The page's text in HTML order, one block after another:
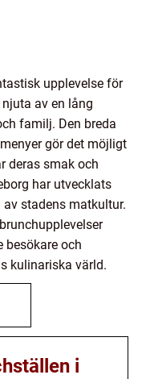
upplevelse för
av en lång
familj. Den breda
gör det möjligt
deras smak och
har utvecklats
stadens matkultur.
besökare och
kulinariska värld.
i